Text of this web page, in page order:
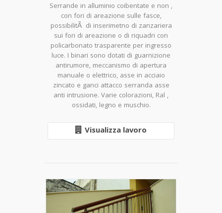
Serrande in alluminio coibentate e non ,
con fori di areazione sulle fasce,
possibilitÃ di inserimetno di zanzariera
sui fori di areazione o di riquadri con
policarbonato trasparente per ingresso
luce. I binari sono dotati di guarnizione
antirumore, meccanismo di apertura
manuale o elettrico, asse in acciaio
zincato e ganci attacco serranda asse
anti intrusione. Varie colorazioni, Ral ,
ossidati, legno e muschio.
Visualizza lavoro